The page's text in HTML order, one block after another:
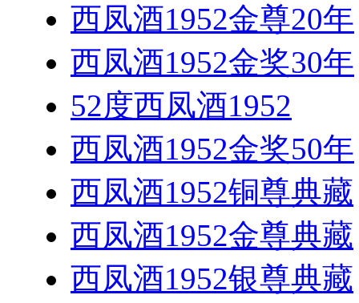
西凤酒1952金尊20年
西凤酒1952金奖30年
52度西凤酒1952
西凤酒1952金奖50年
西凤酒1952铜尊典藏
西凤酒1952金尊典藏
西凤酒1952银尊典藏